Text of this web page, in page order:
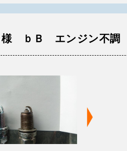
様 ｂＢ エンジン不